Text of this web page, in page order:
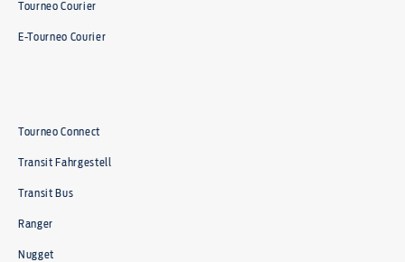
Tourneo Courier
E-Tourneo Courier
Tourneo Connect
Transit Fahrgestell
Transit Bus
Ranger
Nugget